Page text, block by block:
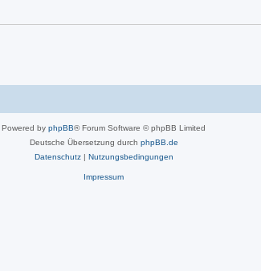
Powered by phpBB® Forum Software © phpBB Limited
Deutsche Übersetzung durch phpBB.de
Datenschutz| Nutzungsbedingungen
Impressum